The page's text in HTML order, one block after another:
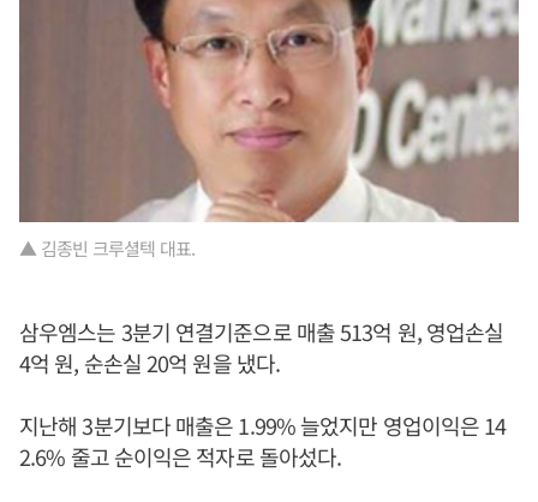
▲ 김종빈 크루셜텍 대표.
삼우엠스는 3분기 연결기준으로 매출 513억 원, 영업손실
4억 원, 순손실 20억 원을 냈다.
지난해 3분기보다 매출은 1.99% 늘었지만 영업이익은 14
2.6% 줄고 순이익은 적자로 돌아섰다.